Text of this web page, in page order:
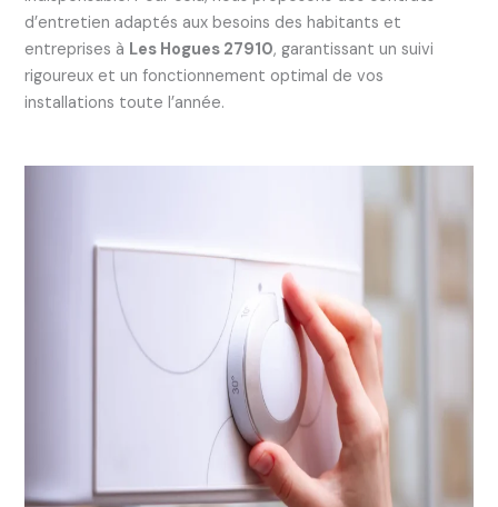
d’entretien adaptés aux besoins des habitants et
entreprises à Les Hogues 27910, garantissant un suivi
rigoureux et un fonctionnement optimal de vos
installations toute l’année.